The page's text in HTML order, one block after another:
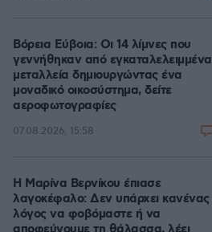
Βόρεια Εύβοια: Οι 14 λίμνες που
γεννήθηκαν από εγκαταλελειμμένα
μεταλλεία δημιουργώντας ένα
μοναδικό οικοσύστημα, δείτε
αεροφωτογραφίες
07.08.2026, 15:58
Η Μαρίνα Βερνίκου έπιασε
λαγοκέφαλο: Δεν υπάρχει κανένας
λόγος να φοβόμαστε ή να